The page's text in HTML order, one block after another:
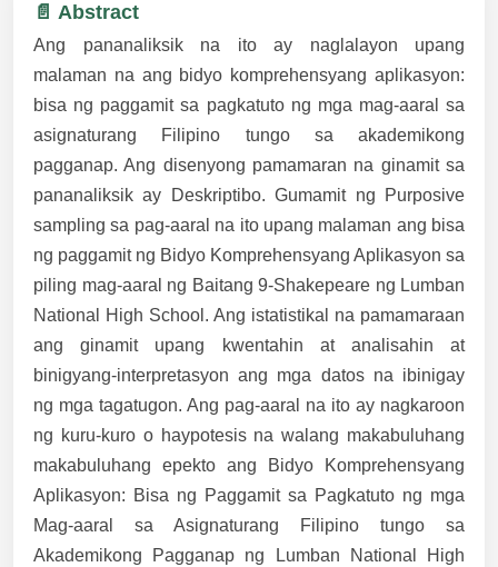
📄 Abstract
Ang pananaliksik na ito ay naglalayon upang
malaman na ang bidyo komprehensyang aplikasyon:
bisa ng paggamit sa pagkatuto ng mga mag-aaral sa
asignaturang Filipino tungo sa akademikong
pagganap. Ang disenyong pamamaran na ginamit sa
pananaliksik ay Deskriptibo. Gumamit ng Purposive
sampling sa pag-aaral na ito upang malaman ang bisa
ng paggamit ng Bidyo Komprehensyang Aplikasyon sa
piling mag-aaral ng Baitang 9-Shakepeare ng Lumban
National High School. Ang istatistikal na pamamaraan
ang ginamit upang kwentahin at analisahin at
binigyang-interpretasyon ang mga datos na ibinigay
ng mga tagatugon. Ang pag-aaral na ito ay nagkaroon
ng kuru-kuro o haypotesis na walang makabuluhang
makabuluhang epekto ang Bidyo Komprehensyang
Aplikasyon: Bisa ng Paggamit sa Pagkatuto ng mga
Mag-aaral sa Asignaturang Filipino tungo sa
Akademikong Pagganap ng Lumban National High